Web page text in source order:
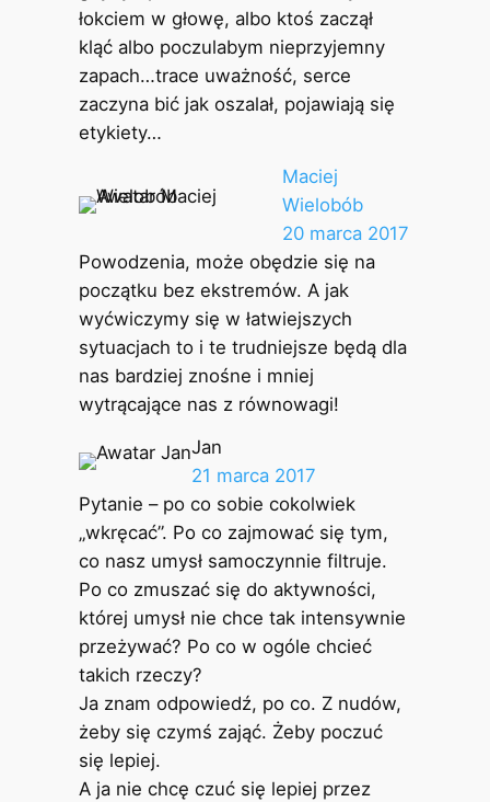
łokciem w głowę, albo ktoś zaczął
kląć albo poczulabym nieprzyjemny
zapach…trace uważność, serce
zaczyna bić jak oszalał, pojawiają się
etykiety…
Maciej
Wielobób
20 marca 2017
Powodzenia, może obędzie się na
początku bez ekstremów. A jak
wyćwiczymy się w łatwiejszych
sytuacjach to i te trudniejsze będą dla
nas bardziej znośne i mniej
wytrącające nas z równowagi!
Jan
21 marca 2017
Pytanie – po co sobie cokolwiek
„wkręcać”. Po co zajmować się tym,
co nasz umysł samoczynnie filtruje.
Po co zmuszać się do aktywności,
której umysł nie chce tak intensywnie
przeżywać? Po co w ogóle chcieć
takich rzeczy?
Ja znam odpowiedź, po co. Z nudów,
żeby się czymś zająć. Żeby poczuć
się lepiej.
A ja nie chcę czuć się lepiej przez